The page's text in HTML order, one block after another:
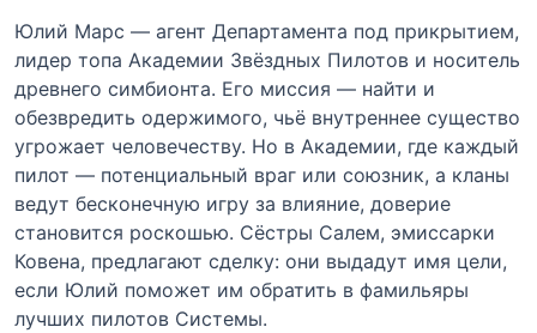
Юлий Марс — агент Департамента под прикрытием,
лидер топа Академии Звёздных Пилотов и носитель
древнего симбионта. Его миссия — найти и
обезвредить одержимого, чьё внутреннее существо
угрожает человечеству. Но в Академии, где каждый
пилот — потенциальный враг или союзник, а кланы
ведут бесконечную игру за влияние, доверие
становится роскошью. Сёстры Салем, эмиссарки
Ковена, предлагают сделку: они выдадут имя цели,
если Юлий поможет им обратить в фамильяры
лучших пилотов Системы.